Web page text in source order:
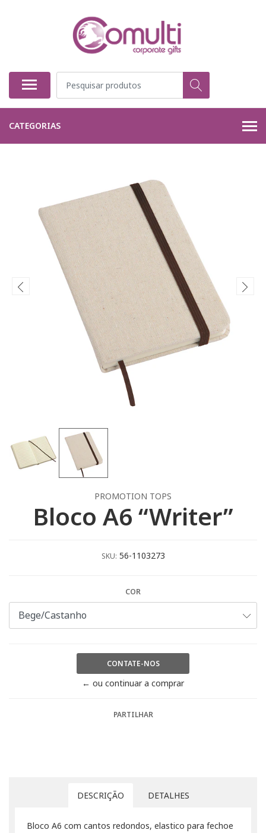
CATEGORIAS
PROMOTION TOPS
Bloco A6 “Writer”
SKU: 56-1103273
COR
CONTATE-NOS
← ou continuar a comprar
PARTILHAR
DESCRIÇÃO DETALHES
Bloco A6 com cantos redondos, elastico para fechoe